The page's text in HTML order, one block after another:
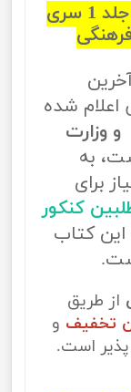
کتاب فیزیک جامع کنکور ریاضی جلد 1 سری
شده
وزارت
به
برای
کنکور
این کتاب
از طریق
تخفیف و
پذیر است.